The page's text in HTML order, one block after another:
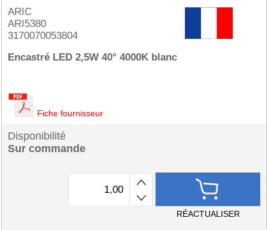
ARIC
ARI5380
3170070053804
Encastré LED 2,5W 40° 4000K blanc
Fiche fournisseur
Disponibilité
Sur commande
RÉACTUALISER